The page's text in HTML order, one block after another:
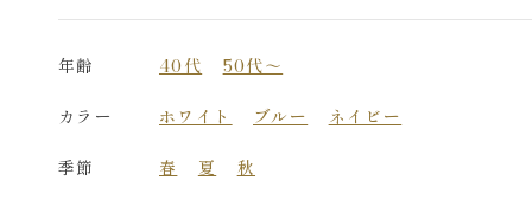
年齢 40代
50代～
カラー
ホワイト ブルー
ネイビー
季節
春 夏 秋